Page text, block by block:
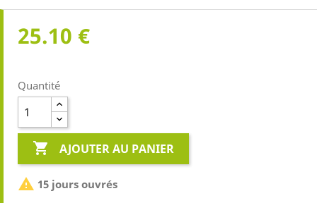
25.10 €
Quantité
 AJOUTER AU PANIER
 15 jours ouvrés